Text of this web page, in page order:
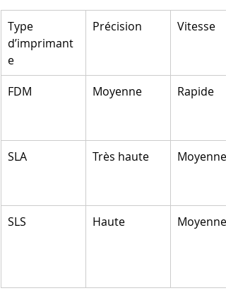
Type
d’imprimant
e
Précision Vitesse
FDM Moyenne Rapide
SLA Très haute Moyenne
SLS Haute Moyenne